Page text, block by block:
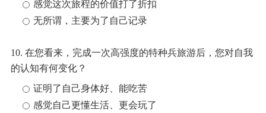
感觉这次旅程的价值打了折扣
无所谓，主要为了自己记录
10. 在您看来，完成一次高强度的特种兵旅游后，您对自我
的认知有何变化？
证明了自己身体好、能吃苦
感觉自己更懂生活、更会玩了